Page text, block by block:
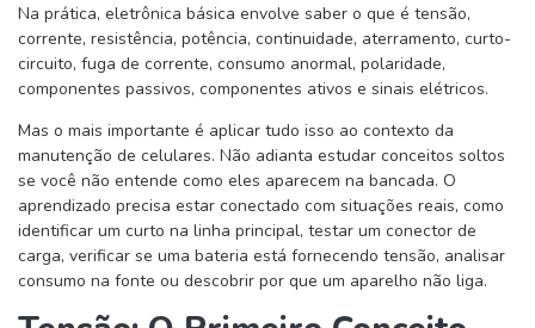
Na prática, eletrônica básica envolve saber o que é tensão,
corrente, resistência, potência, continuidade, aterramento, curto-
circuito, fuga de corrente, consumo anormal, polaridade,
componentes passivos, componentes ativos e sinais elétricos.
Mas o mais importante é aplicar tudo isso ao contexto da
manutenção de celulares. Não adianta estudar conceitos soltos
se você não entende como eles aparecem na bancada. O
aprendizado precisa estar conectado com situações reais, como
identificar um curto na linha principal, testar um conector de
carga, verificar se uma bateria está fornecendo tensão, analisar
consumo na fonte ou descobrir por que um aparelho não liga.